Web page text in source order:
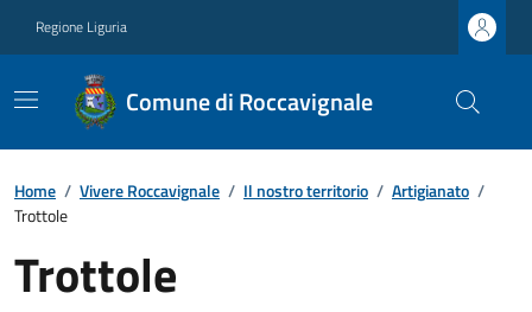
Regione Liguria
Comune di Roccavignale
Home / Vivere Roccavignale / Il nostro territorio / Artigianato /
Trottole
Trottole